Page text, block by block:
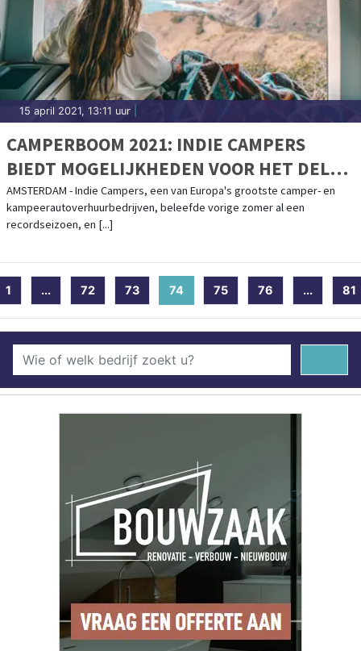
15 april 2021, 13:11 uur
CAMPERBOOM 2021: INDIE CAMPERS
BIEDT MOGELIJKHEDEN VOOR HET DELEN
VAN CAMPERS
AMSTERDAM - Indie Campers, een van Europa's grootste camper- en
kampeerautoverhuurbedrijven, beleefde vorige zomer al een
recordseizoen, en [...]
1 ... 72 73 74 (current)
75 76 ... 81